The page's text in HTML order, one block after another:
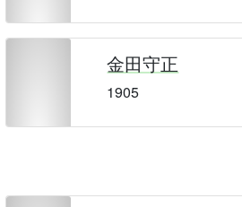
金田守正
1905